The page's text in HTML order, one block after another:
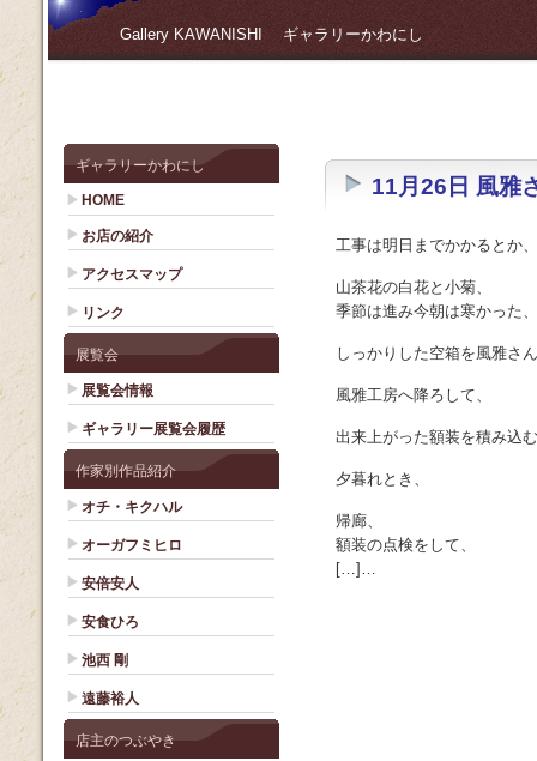
Gallery KAWANISHI ギャラリーかわにし
ギャラリーかわにし
HOME
お店の紹介
アクセスマップ
リンク
展覧会
展覧会情報
ギャラリー展覧会履歴
作家別作品紹介
オチ・キクハル
オーガフミヒロ
安倍安人
安食ひろ
池西 剛
遠藤裕人
店主のつぶやき
11月26日 風雅
工事は明日までかかるとか、
山茶花の白花と小菊、
季節は進み今朝は寒かった、
しっかりした空箱を風雅さ
風雅工房へ降ろして、
出来上がった額装を積み込
夕暮れとき、
帰廊、
額装の点検をして、
[…]…